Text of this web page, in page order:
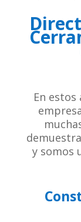
En
y somos